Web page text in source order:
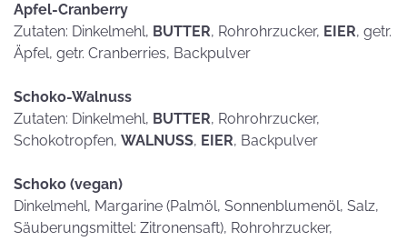
Apfel-Cranberry
Zutaten: Dinkelmehl, BUTTER, Rohrohrzucker, EIER, getr.
Äpfel, getr. Cranberries, Backpulver
Schoko-Walnuss
Zutaten: Dinkelmehl, BUTTER, Rohrohrzucker,
Schokotropfen, WALNUSS, EIER, Backpulver
Schoko (vegan)
Dinkelmehl, Margarine (Palmöl, Sonnenblumenöl, Salz,
Säuberungsmittel: Zitronensaft), Rohrohrzucker,